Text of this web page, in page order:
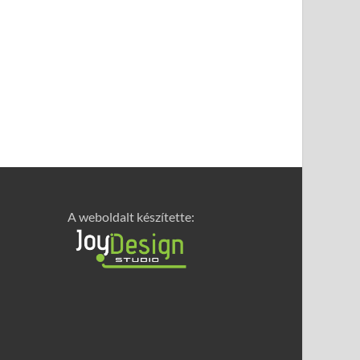
A weboldalt készítette: